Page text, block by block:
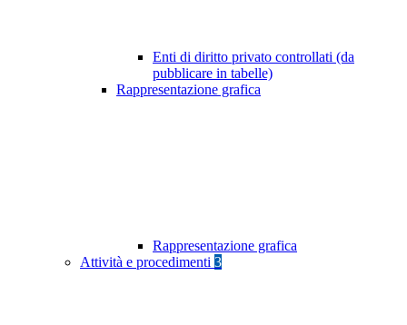
Enti di diritto privato controllati (da
pubblicare in tabelle)
Rappresentazione grafica
Rappresentazione grafica
Attività e procedimenti 3